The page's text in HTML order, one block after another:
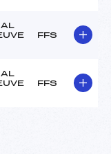
FFS
FFS